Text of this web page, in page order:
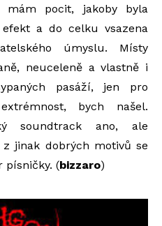
mám pocit, jakoby byla
a do celku vsazena
úmyslu. Místy
neuceleně a vlastně i
pasáží, jen pro
bych našel.
soundtrack ano, ale
jinak dobrých motivů se
písničky. (bizzaro)